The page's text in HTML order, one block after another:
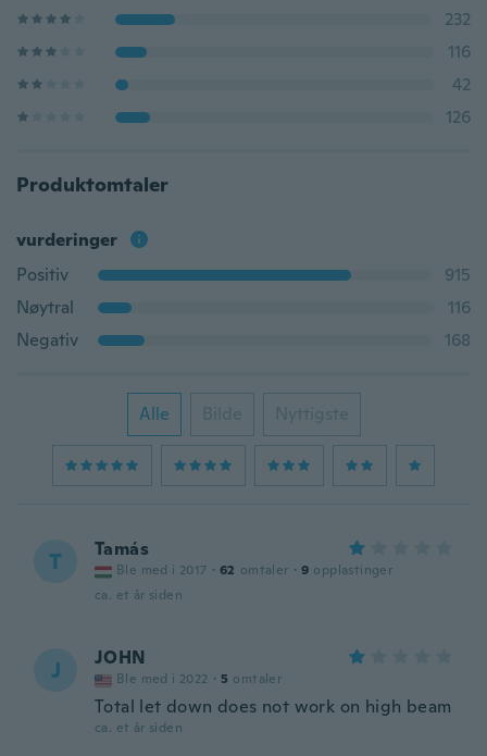
232
116
42
126
Produktomtaler
vurderinger
Positiv
915
Nøytral
116
Negativ
168
Alle Bilde Nyttigste
T Tamás
Ble med i 2017 · 62 omtaler · 9 opplastinger
ca. et år siden
J JOHN
Ble med i 2022 · 5 omtaler
Total let down does not work on high beam
ca. et år siden